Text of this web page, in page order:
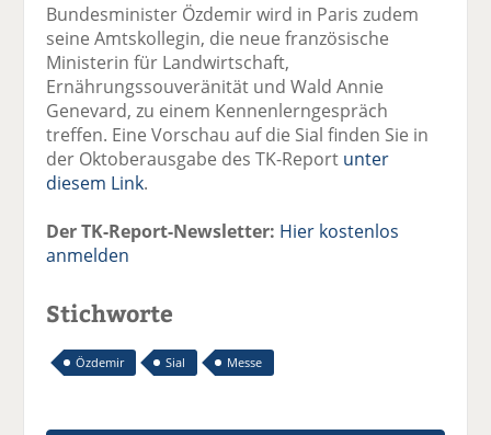
Bundesminister Özdemir wird in Paris zudem
seine Amtskollegin, die neue französische
Ministerin für Landwirtschaft,
Ernährungssouveränität und Wald Annie
Genevard, zu einem Kennenlerngespräch
treffen. Eine Vorschau auf die Sial finden Sie in
der Oktoberausgabe des TK-Report unter
diesem Link.
Der TK-Report-Newsletter: Hier kostenlos
anmelden
Stichworte
Özdemir Sial Messe